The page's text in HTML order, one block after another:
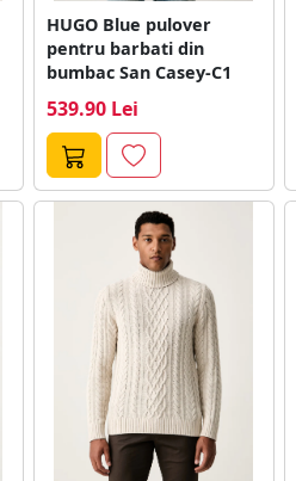
HUGO Blue pulover
pentru barbati din
bumbac San Casey-C1
539.90 Lei